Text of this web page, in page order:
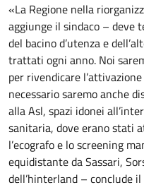
«La Regione nella
aggiunge il sindaco – deve
del bacino d’utenza e
trattati ogni anno. Noi
per rivendicare
necessario saremo anche
alla Asl, spazi idonei
sanitaria, dove erano stati
l’ecografo e lo screening
equidistante da Sassari,
dell’hinterland – conclude